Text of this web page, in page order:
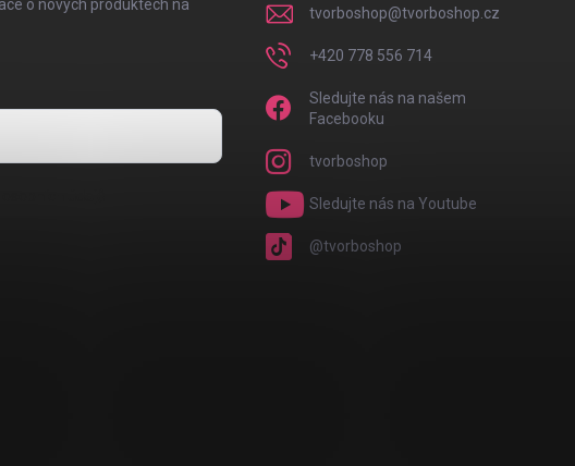
o nových produktech na
tvorboshop@tvorboshop.cz
+420 778 556 714
Sledujte nás na našem
Facebooku
tvorboshop
Sledujte nás na Youtube
@tvorboshop